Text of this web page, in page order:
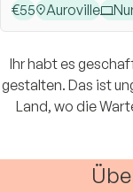
€55 Auroville
Ihr habt es
gestalten. Das ist
Land, wo die